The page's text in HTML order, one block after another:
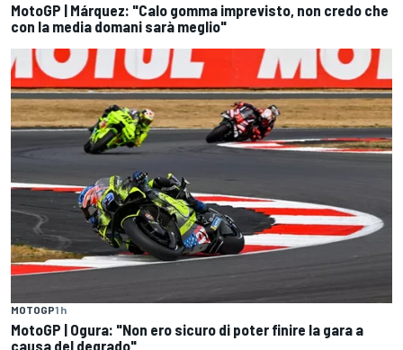
MotoGP | Márquez: "Calo gomma imprevisto, non credo che
con la media domani sarà meglio"
MOTOGP1 h
MotoGP | Ogura: "Non ero sicuro di poter finire la gara a
causa del degrado"